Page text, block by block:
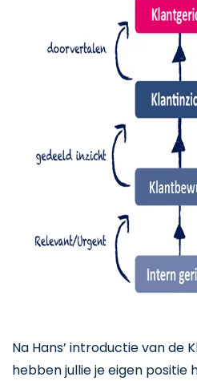
Na Hans’ introductie van de
hebben jullie je eigen positie